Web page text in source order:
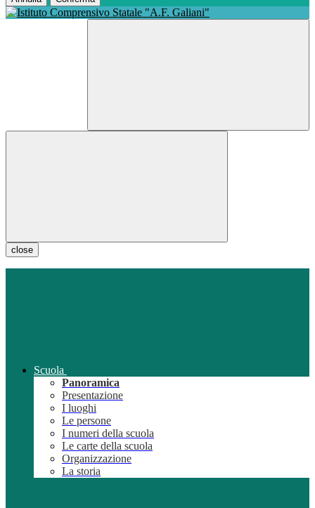
close
Scuola
Panoramica
Presentazione
I luoghi
Le persone
I numeri della scuola
Le carte della scuola
Organizzazione
La storia